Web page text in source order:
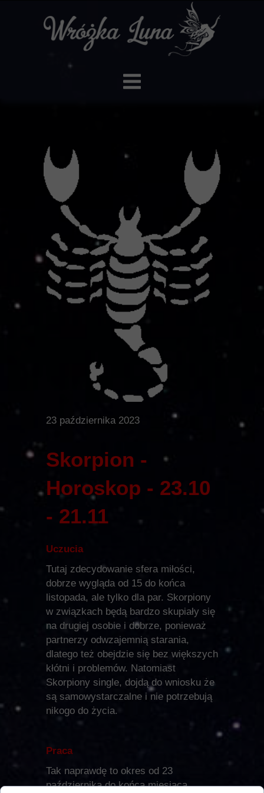
23 października 2023
Skorpion -
Horoskop - 23.10
- 21.11
Uczucia
Tutaj zdecydowanie sfera miłości,
dobrze wygląda od 15 do końca
listopada, ale tylko dla par. Skorpiony
w związkach będą bardzo skupiały się
na drugiej osobie i dobrze, ponieważ
partnerzy odwzajemnią starania,
dlatego też obejdzie się bez większych
kłótni i problemów. Natomiast
Skorpiony single, dojdą do wniosku że
są samowystarczalne i nie potrzebują
nikogo do życia.
Praca
Tak naprawdę to okres od 23
października do końca miesiąca,